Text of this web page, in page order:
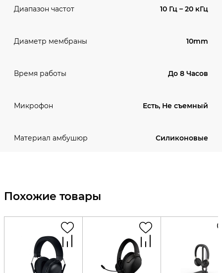
Диапазон частот 10 Гц – 20 кГц
Диаметр мембраны 10mm
Время работы До 8 Часов
Микрофон Есть, Не съемный
Материал амбушюр Силиконовые
Похожие товары